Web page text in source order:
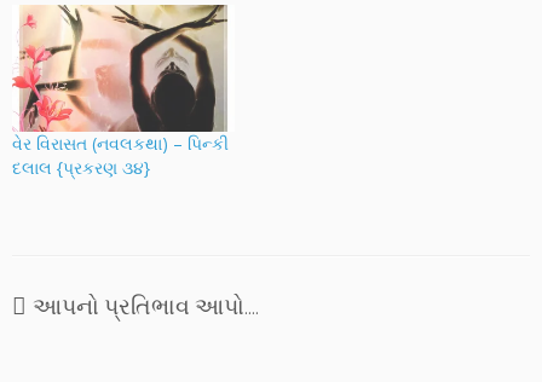
વેર વિરાસત (નવલકથા) – પિન્કી
દલાલ {પ્રકરણ ૩૪}
આપનો પ્રતિભાવ આપો....